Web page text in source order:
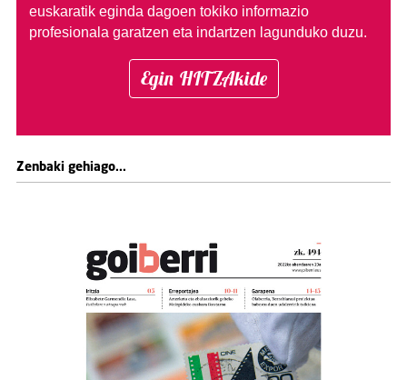
euskaratik eginda dagoen tokiko informazio
profesionala garatzen eta indartzen lagunduko duzu.
Egin HITZAkide
Zenbaki gehiago...